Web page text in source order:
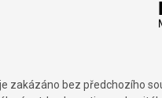
zakázáno bez předchozího